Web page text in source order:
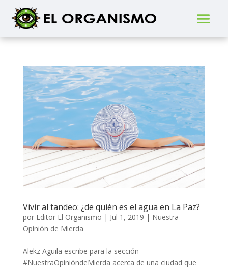
Vivir al tandeo: ¿de quién es el agua en La Paz?
por Editor El Organismo | Jul 1, 2019 | Nuestra
Opinión de Mierda
Alekz Aguila escribe para la sección
#NuestraOpinióndeMierda acerca de una ciudad que